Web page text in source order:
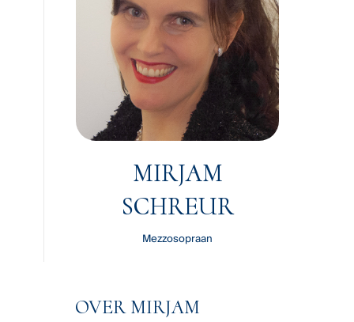
OVER MIRJAM
MIRJAM
SCHREUR
Mezzosopraan